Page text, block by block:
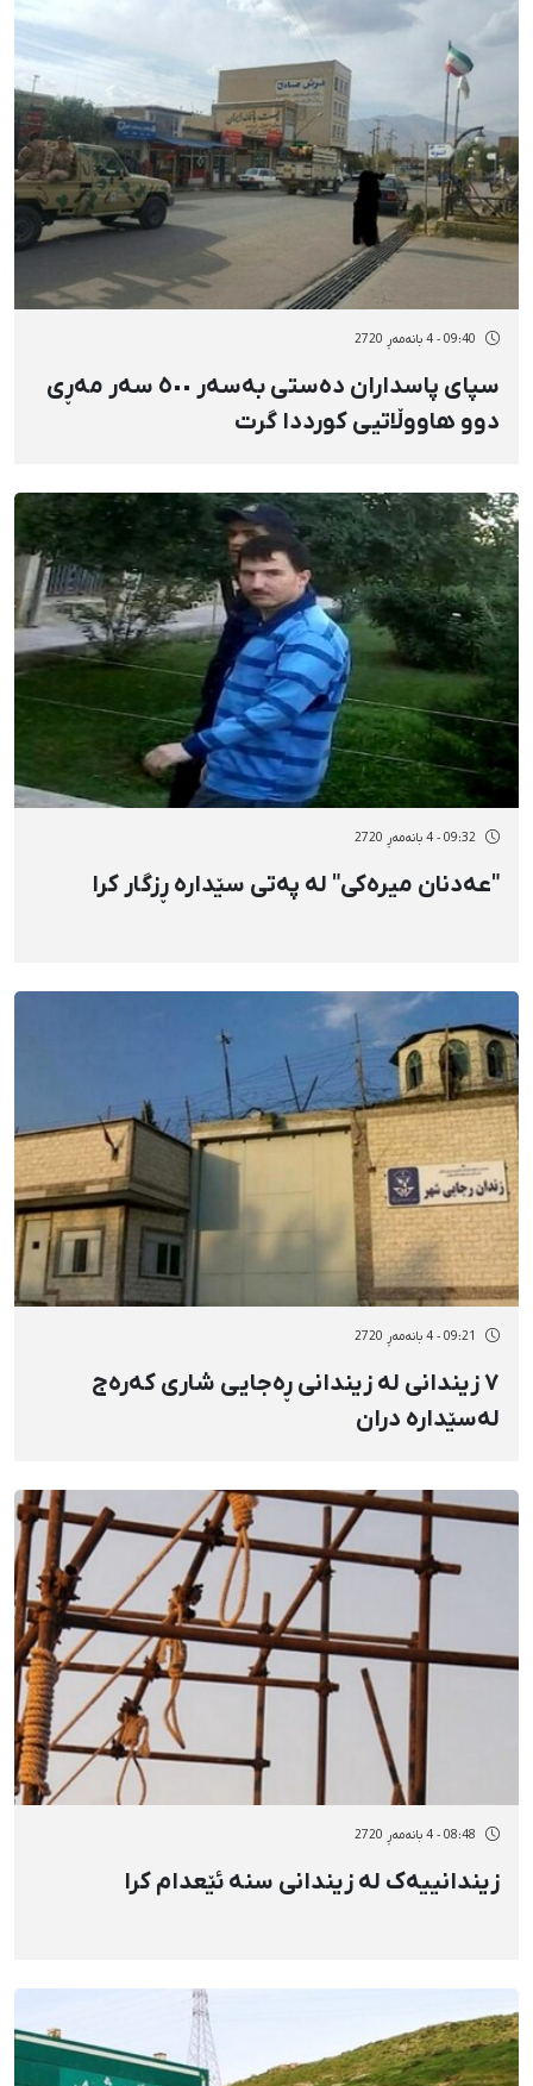
09:40 - 4 بانەمەڕ 2720
سپای پاسداران دەستی بەسەر ٥٠٠ سەر مەڕی
دوو هاووڵاتیی کورددا گرت
09:32 - 4 بانەمەڕ 2720
"عەدنان میرەکی" لە پەتی سێدارە ڕزگار کرا
09:21 - 4 بانەمەڕ 2720
٧ زیندانی لە زیندانی ڕەجایی شاری کەرەج
لەسێدارە دران
08:48 - 4 بانەمەڕ 2720
زیندانییەک لە زیندانی سنە ئێعدام کرا